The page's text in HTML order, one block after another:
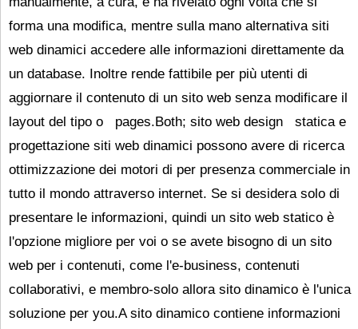
forma una modifica, mentre sulla mano alternativa siti
web dinamici accedere alle informazioni direttamente da
un database. Inoltre rende fattibile per più utenti di
aggiornare il contenuto di un sito web senza modificare il
layout del tipo o pages.Both; sito web design statica e
progettazione siti web dinamici possono avere di ricerca
ottimizzazione dei motori di per presenza commerciale in
tutto il mondo attraverso internet. Se si desidera solo di
presentare le informazioni, quindi un sito web statico è
l'opzione migliore per voi o se avete bisogno di un sito
web per i contenuti, come l'e-business, contenuti
collaborativi, e membro-solo allora sito dinamico è l'unica
soluzione per you.A sito dinamico contiene informazioni